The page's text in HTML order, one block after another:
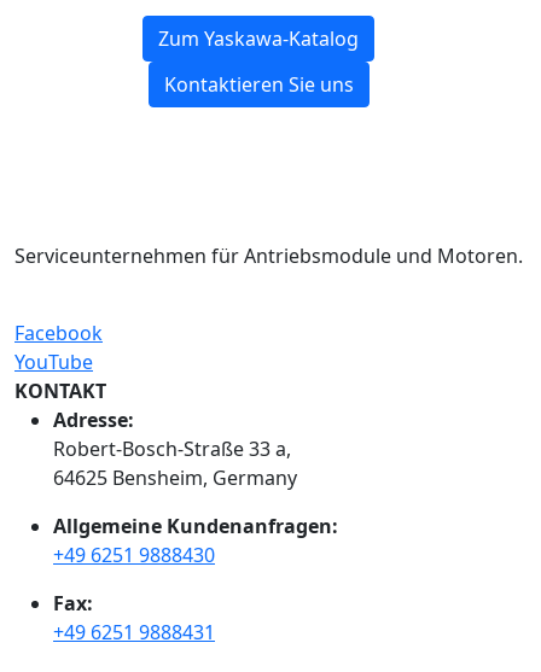
Zum Yaskawa-Katalog
Kontaktieren Sie uns
Serviceunternehmen für Antriebsmodule und Motoren.
Facebook
YouTube
KONTAKT
Adresse:
Robert-Bosch-Straße 33 a,
64625 Bensheim, Germany
Allgemeine Kundenanfragen:
+49 6251 9888430
Fax:
+49 6251 9888431